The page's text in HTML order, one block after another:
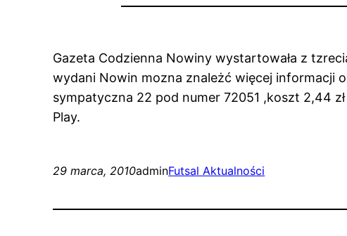
Gazeta Codzienna Nowiny wystartowała z
wydani Nowin mozna znależć więcej informacji
sympatyczna 22 pod numer 72051 ,koszt 2,44
Play.
29 marca, 2010adminFutsal Aktualności